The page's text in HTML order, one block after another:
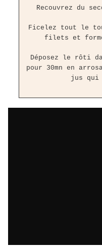
Recouvrez du
Ficelez tout le
filets et
Déposez le rôti
pour 30mn en
jus qui